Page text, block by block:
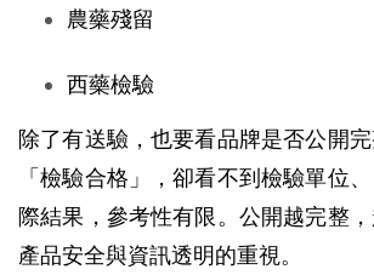
農藥殘留
西藥檢驗
除了有送驗，也要看品牌是否公開
「檢驗合格」，卻看不到檢驗單位
際結果，參考性有限。公開越完整
產品安全與資訊透明的重視。